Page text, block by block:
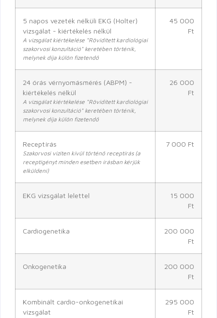
5 napos vezeték nélküli EKG (Holter)
vizsgálat - kiértékelés nélkül
A vizsgálat kiértékelése "Rövidített kardiológiai
szakorvosi konzultáció" keretében történik,
melynek díja külön fizetendő
45 000
Ft
24 órás vérnyomásmérés (ABPM) -
kiértékelés nélkül
A vizsgálat kiértékelése "Rövidített kardiológiai
szakorvosi konzultáció" keretében történik,
melynek díja külön fizetendő
26 000
Ft
Receptírás
Szakorvosi viziten kívül történő receptírás (a
receptigényt minden esetben írásban kérjük
elküldeni)
7 000 Ft
EKG vizsgálat lelettel
15 000
Ft
Cardiogenetika
200 000
Ft
Onkogenetika
200 000
Ft
Kombinált cardio-onkogenetikai
vizsgálat
295 000
Ft